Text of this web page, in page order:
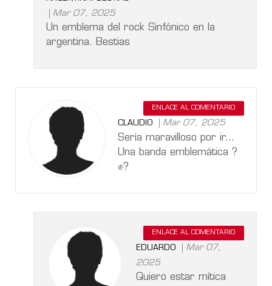
Mar 07, 2025
Un emblema del rock Sinfónico en la
argentina. Bestias
ENLACE AL COMENTARIO
CLAUDIO Mar 07, 2025
Sería maravilloso por ir...
Una banda emblemática ?
✊?
ENLACE AL COMENTARIO
EDUARDO
Mar 07,
2025
Quiero estar mítica